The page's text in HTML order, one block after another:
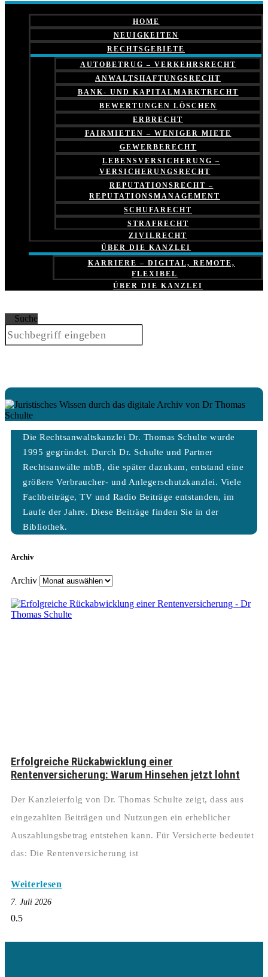
HOME
NEUIGKEITEN
RECHTSGEBIETE
AUTOBETRUG – VERKEHRSRECHT
ANWALTSHAFTUNGSRECHT
BANK- UND KAPITALMARKTRECHT
BEWERTUNGEN LÖSCHEN
ERBRECHT
FAIRMIETEN – WENIGER MIETE
GEWERBERECHT
LEBENSVERSICHERUNG –
VERSICHERUNGSRECHT
REPUTATIONSRECHT –
REPUTATIONSMANAGEMENT
SCHUFARECHT
STRAFRECHT
ZIVILRECHT
ÜBER DIE KANZLEI
KARRIERE – DIGITAL, REMOTE,
FLEXIBEL
ÜBER DIE KANZLEI
Suche
Die Rechtsanwaltskanzlei Dr. Thomas Schulte wurde
1995 gegründet. Durch Dr. Schulte und Partner
Rechtsanwälte mbB, die später dazukam, entstand eine
größere Verbraucher- und Anlegerschutzkanzlei. Viele
Fachbeiträge, TV und Radio Beiträge entstanden, im
Laufe der Jahre. Diese Beiträge finden Sie in der
Bibliothek.
Archiv
Archiv
Erfolgreiche Rückabwicklung einer
Rentenversicherung: Warum Hinsehen jetzt lohnt
Der Kanzleierfolg von Dr. Thomas Schulte zeigt, dass aus
eingezahlten Beiträgen und Nutzungen ein erheblicher
Auszahlungsbetrag entstehen kann. Für Versicherte bedeutet
das: Die Rentenversicherung ist
Weiterlesen
7. Juli 2026